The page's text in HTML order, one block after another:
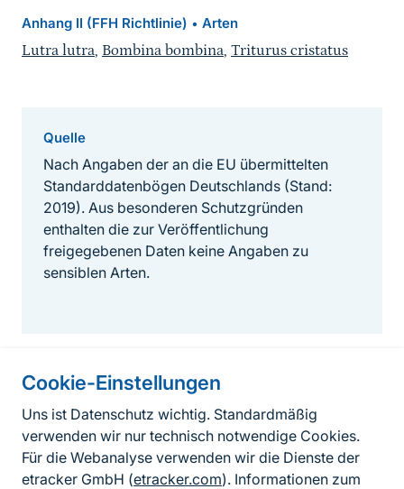
Cookie-Einstellungen
Uns ist Datenschutz wichtig. Standardmäßig
verwenden wir nur technisch notwendige Cookies.
Für die Webanalyse verwenden wir die Dienste der
etracker GmbH (etracker.com). Informationen zum
Anhang II (FFH Richtlinie) • Arten
Lutra lutra, Bombina bombina, Triturus cristatus
Quelle
Nach Angaben der an die EU übermittelten
Standarddatenbögen Deutschlands (Stand:
2019). Aus besonderen Schutzgründen
enthalten die zur Veröffentlichung
freigegebenen Daten keine Angaben zu
sensiblen Arten.
Informationen zur Seite
FußzeileKontakt zum BfN
Kontaktformular